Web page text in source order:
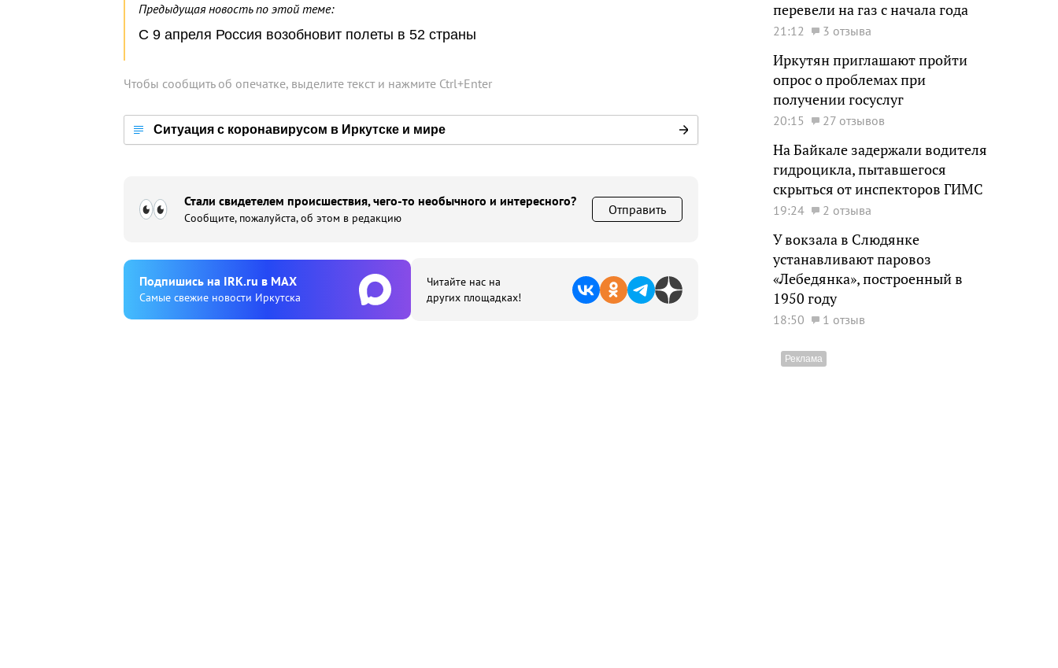
Предыдущая новость по этой теме:
С 9 апреля Россия возобновит полеты в 52 страны
Чтобы сообщить об опечатке, выделите текст и нажмите Ctrl+Enter
Ситуация с коронавирусом в Иркутске и мире
Стали свидетелем происшествия, чего-то необычного и интересного?
Сообщите, пожалуйста, об этом в редакцию
Отправить
Подпишиcь на IRK.ru в MAX
Cамые свежие новости Иркутска
Читайте нас на
других площадках!
перевели на газ с начала года
21:12 3 отзыва
Иркутян приглашают пройти
опрос о проблемах при
получении госуслуг
20:15 27 отзывов
На Байкале задержали водителя
гидроцикла, пытавшегося
скрыться от инспекторов ГИМС
19:24 2 отзыва
У вокзала в Слюдянке
устанавливают паровоз
«Лебедянка», построенный в
1950 году
18:50 1 отзыв